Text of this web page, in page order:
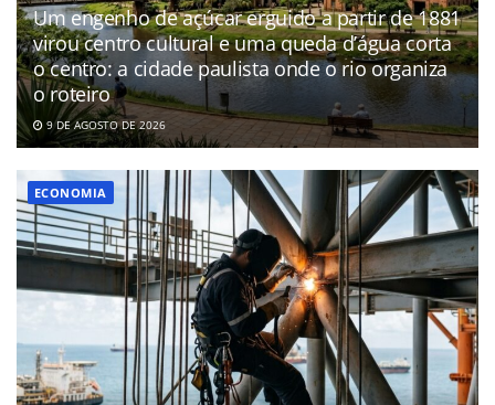
Um engenho de açúcar erguido a partir de 1881
virou centro cultural e uma queda d’água corta
o centro: a cidade paulista onde o rio organiza
o roteiro
9 DE AGOSTO DE 2026
ECONOMIA